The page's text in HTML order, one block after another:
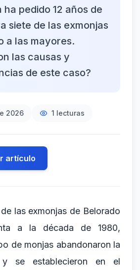
ha pedido 12 años de
siete de las exmonjas
a las mayores.
las causas y
de este caso?
2026 1 lecturas
artículo
las exmonjas de Belorado
a la década de 1980,
de monjas abandonaron la
y se establecieron en el